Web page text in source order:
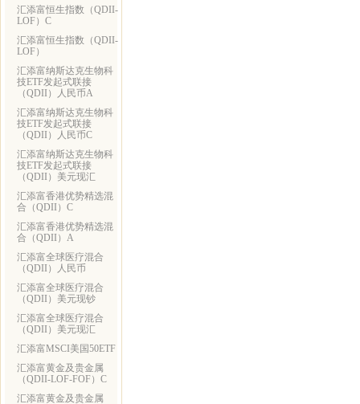
汇添富恒生指数（QDII-
LOF）C
汇添富恒生指数（QDII-
LOF）
汇添富纳斯达克生物科
技ETF发起式联接
（QDII）人民币A
汇添富纳斯达克生物科
技ETF发起式联接
（QDII）人民币C
汇添富纳斯达克生物科
技ETF发起式联接
（QDII）美元现汇
汇添富香港优势精选混
合（QDII）C
汇添富香港优势精选混
合（QDII）A
汇添富全球医疗混合
（QDII）人民币
汇添富全球医疗混合
（QDII）美元现钞
汇添富全球医疗混合
（QDII）美元现汇
汇添富MSCI美国50ETF
汇添富黄金及贵金属
（QDII-LOF-FOF）C
汇添富黄金及贵金属